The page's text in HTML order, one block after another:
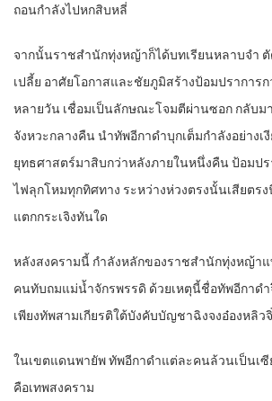
ถอนกำลังไปหกสิบหลี่
จากนั้นราชสำนักทุ่งหญ้าก็ได้บทเรียนหลาบจำ
เปลี้ย อาศัยโอกาสและชัยภูมิสร้างป้อมปราการ
หลายวัน เชื่อมเป็นลักษณะโจมตีผ่านซอก กลับม
จังหวะกลางคืน นำทัพอีกาดำบุกเต็มกำลังอย่างเ
ยุทธศาสตร์มาสิบกว่าหลังภายในหนึ่งคืน ป้อมปร
ไฟลุกโหมทุกทิศทาง ระหว่างห่วงตรงนั้นเสียตร
แตกกระเจิงทันใด
หลังสงครามนี้ กำลังหลักของราชสำนักทุ่งหญ้า
คนทับถมแม่น้ำจักรพรรดิ ด้วยเหตุนี้ชื่อทัพอีกาด
เพียงทัพสามเกียรติใต้บังคับบัญชาฉิงจงอ๋องหลิว
ในเขตแดนพายัพ ทัพอีกาดำแต่ละคนล้วนเป็นเ
คือเทพสงคราม